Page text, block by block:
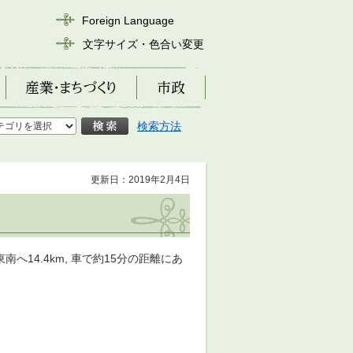
Foreign Language
文字サイズ・色合い変更
産業・まちづくり 市政
検索方法
更新日：2019年2月4日
へ14.4km, 車で約15分の距離にあ